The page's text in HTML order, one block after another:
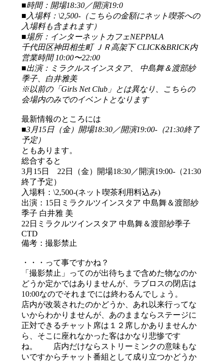
■時間：開場18:30／開演19:0
■入場料：\2,500-（こちらの金額にネット喫茶への
入場料も含まれます）
■場所：インターネットカフェNEPPALA
千代田区神田相生町 ＪＲ高架下 CLICK&BRICK内
営業時間 10:00〜22:00
■出演：ミラクルスインスタア、 中島舞＆渡部紗
季子、白井雅美
※以前の「Girls Net Club」とは異なり、こちらの
会場内のみでのイベントとなります
最新情報のところには
■3月15日（金）開場18:30／開演19:00-（21:30終了
予定）
ともあります。
総合すると
3月15日 22日（金）開場18:30／開演19:00-（21:30
終了予定）
入場料：\2,500-(ネット喫茶利用料込み)
出演：15日ミラクルツインスタア 中島舞＆渡部紗
季子 白井雅 美
22日ミラクルツインスタア 中島舞＆渡部紗季子
CTD
備考：撮影禁止
・・・って事ですかね？
「撮影禁止」ってのが出待ちまで含めた物なのか
どうか定かではありませんが、ラブロスの閉店は
10:00なのでそれまでには終わるんでしょう。
店内が改装されたのかどうか、あれ以来行ってな
いからわかりませんが、あのままならステージに
正対できるチャット席は１２席しかありませんか
ら、そこに座れなかった客はかなり悲惨です
ね。 店内だけならストリーミンクの意味もな
いですからチャット番組として成り立つかどうか